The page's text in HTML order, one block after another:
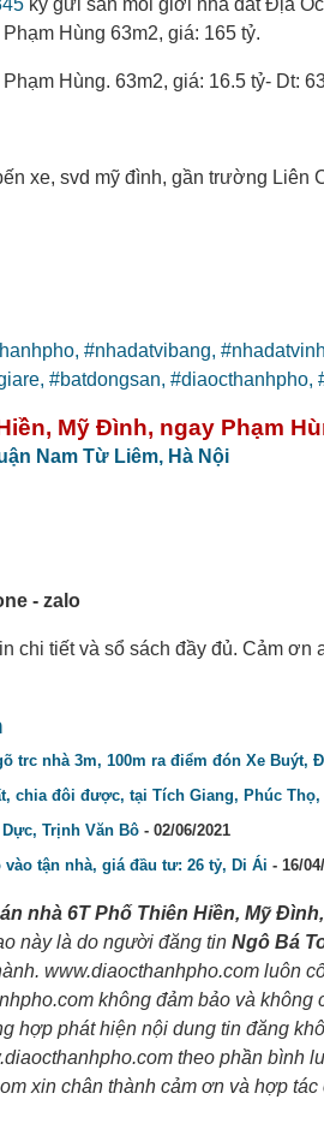
Hùng 63m2, giá: 165 tỷ.
Hùng. 63m2, giá: 16.5 tỷ- Dt:
xe, svd mỹ đình, gần trường
#nhadatvibang,
#batdongsan, #diaocthanhpho,
Mỹ Đình, ngay Phạm
Nam Từ Liêm, Hà Nội
- zalo
chi tiết và sổ sách đầy đủ. Cảm ơn
trc nhà 3m, 100m ra điểm đón Xe Buýt,
chia đôi được, tại Tích Giang, Phúc
Trịnh Văn Bô - 02/06/2021
tận nhà, giá đầu tư: 26 tỷ, Di Ái - 16/
nhà 6T Phố Thiên Hiền, Mỹ
này là do người đăng tin Ngô Bá
www.diaocthanhpho.com luôn
không đảm bảo và không
hợp phát hiện nội dung tin đăng
theo phần bình
xin chân thành cảm ơn và hợp